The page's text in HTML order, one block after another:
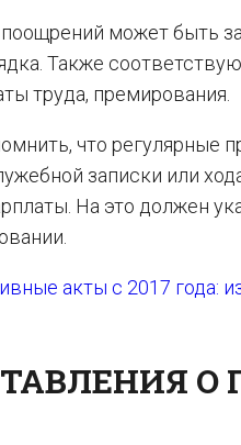
может быть
Также
труда, премирования.
что регулярные
записки или
На это должен
акты с 2017 года: